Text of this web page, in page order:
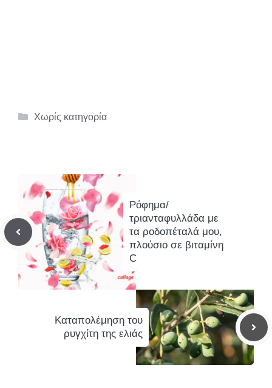
Κατηγορίες
Χωρίς κατηγορία
Ρόφημα/
τριανταφυλλάδα με
τα ροδοπέταλά μου,
πλούσιο σε βιταμίνη
C
Καταπολέμηση του
ρυγχίτη της ελιάς